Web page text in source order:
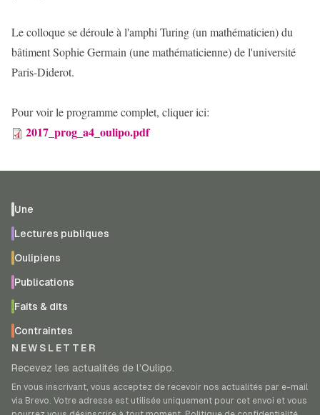
Le colloque se déroule à l'amphi Turing (un mathématicien) du
bâtiment Sophie Germain (une mathématicienne) de l'université
Paris-Diderot.
Pour voir le programme complet, cliquer ici:
2017_prog_a4_oulipo.pdf
Une
Lectures publiques
Oulipiens
Publications
Faits & dits
Contraintes
NEWSLETTER
Recevez les actualités de l’Oulipo.
En vous inscrivant, vous acceptez de recevoir nos actualités par e-mail
via Brevo. Votre adresse est utilisée uniquement pour cet envoi et vous